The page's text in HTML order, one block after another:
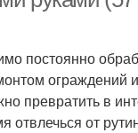
постоянно
ограждений
превратить в
отвлечься от